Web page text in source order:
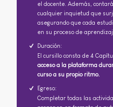
el docente. Además,
cualquier inquietud que
asegurando que cada
en su proceso de
Duración:
El cursillo consta de 4
acceso a la plataforma
curso a su propio ritmo.
Egreso:
Completar todas las